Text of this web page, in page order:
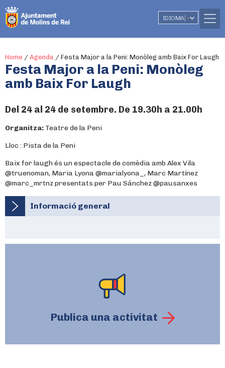
IDIOMA ▼
Home / Agenda / Festa Major a la Peni: Monòleg amb Baix For Laugh
Festa Major a la Peni: Monòleg
amb Baix For Laugh
Del 24 al 24 de setembre. De 19.30h a 21.00h
Organitza: Teatre de la Peni
Lloc : Pista de la Peni
Baix for laugh és un espectacle de comèdia amb Alex Vila
@truenoman, Maria Lyona @marialyona_, Marc Martínez
@marc_mrtnz presentats per Pau Sánchez @pausanxes
Informació general
Publica una activitat